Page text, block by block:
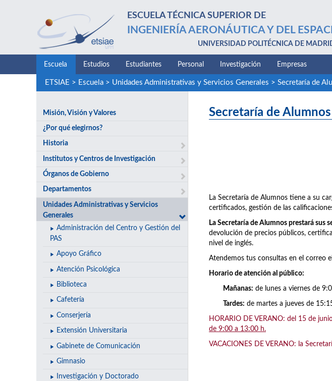
ESCUELA TÉCNICA SUPERIOR DE
INGENIERÍA AERONÁUTICA Y DEL
UNIVERSIDAD POLITÉCNICA DE
Escuela Estudios Estudiantes Personal Investigación Empresas
ETSIAE > Escuela> Unidades Administrativas y Servicios Generales > Secretaría de
Misión, Visión y Valores
¿Por qué elegirnos?
Historia
Institutos y Centros de Investigación
Órganos de Gobierno
Departamentos
Unidades Administrativas y Servicios
Generales
Administración del Centro y Gestión del
PAS
Apoyo Gráfico
Atención Psicológica
Biblioteca
Cafetería
Conserjería
Extensión Universitaria
Gabinete de Comunicación
Gimnasio
Investigación y Doctorado
Secretaría de Alumnos
La Secretaría de Alumnos tiene a su
certificados, gestión de las
La Secretaría de Alumnos prestará sus
devolución de precios públicos,
nivel de inglés.
Atendemos tus consultas en el correo
Horario de atención al público:
Mañanas: de lunes a viernes de
Tardes: de martes a jueves de
HORARIO DE VERANO: del 15 de
de 9:00 a 13:00 h.
VACACIONES DE VERANO: la